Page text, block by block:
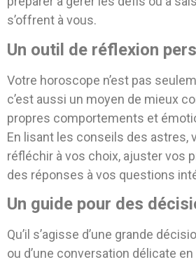
s’offrent à vous.
Un outil de réflexion
Votre horoscope n’est pas
c’est aussi un moyen de mieux
propres comportements et
En lisant les conseils des astres,
réfléchir à vos choix, ajuster vos
des réponses à vos questions
Un guide pour des
Qu’il s’agisse d’une grande
ou d’une conversation délicate